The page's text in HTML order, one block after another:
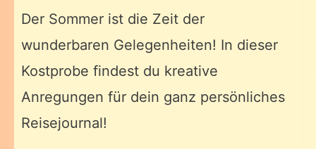
Der Sommer ist die Zeit der
wunderbaren Gelegenheiten! In dieser
Kostprobe findest du kreative
Anregungen für dein ganz persönliches
Reisejournal!